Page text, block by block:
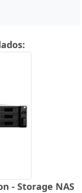
- Storage NAS